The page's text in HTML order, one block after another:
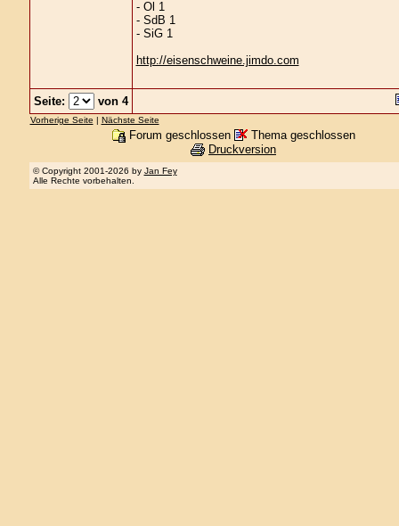
- Ol 1
- SdB 1
- SiG 1
http://eisenschweine.jimdo.com
Seite: von 4
Vorherige Seite | Nächste Seite
Forum geschlossen
Thema geschlossen
Druckversion
© Copyright 2001-2026 by Jan Fey
Alle Rechte vorbehalten.